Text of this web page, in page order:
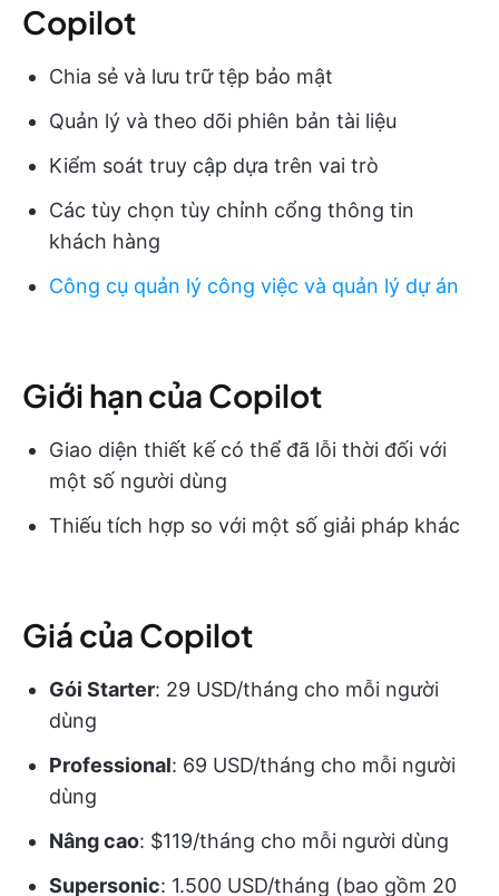
Copilot
Chia sẻ và lưu trữ tệp bảo mật
Quản lý và theo dõi phiên bản tài liệu
Kiểm soát truy cập dựa trên vai trò
Các tùy chọn tùy chỉnh cổng thông tin
khách hàng
Công cụ quản lý công việc và quản lý dự án
Giới hạn của Copilot
Giao diện thiết kế có thể đã lỗi thời đối với
một số người dùng
Thiếu tích hợp so với một số giải pháp khác
Giá của Copilot
Gói Starter: 29 USD/tháng cho mỗi người
dùng
Professional: 69 USD/tháng cho mỗi người
dùng
Nâng cao: $119/tháng cho mỗi người dùng
Supersonic: 1.500 USD/tháng (bao gồm 20